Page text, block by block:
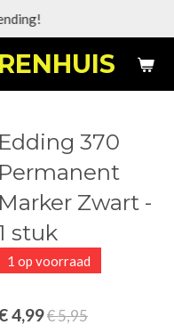
Edding 370
Permanent
Marker Zwart -
stuk
1 op voorraad
4,99€ 5,95